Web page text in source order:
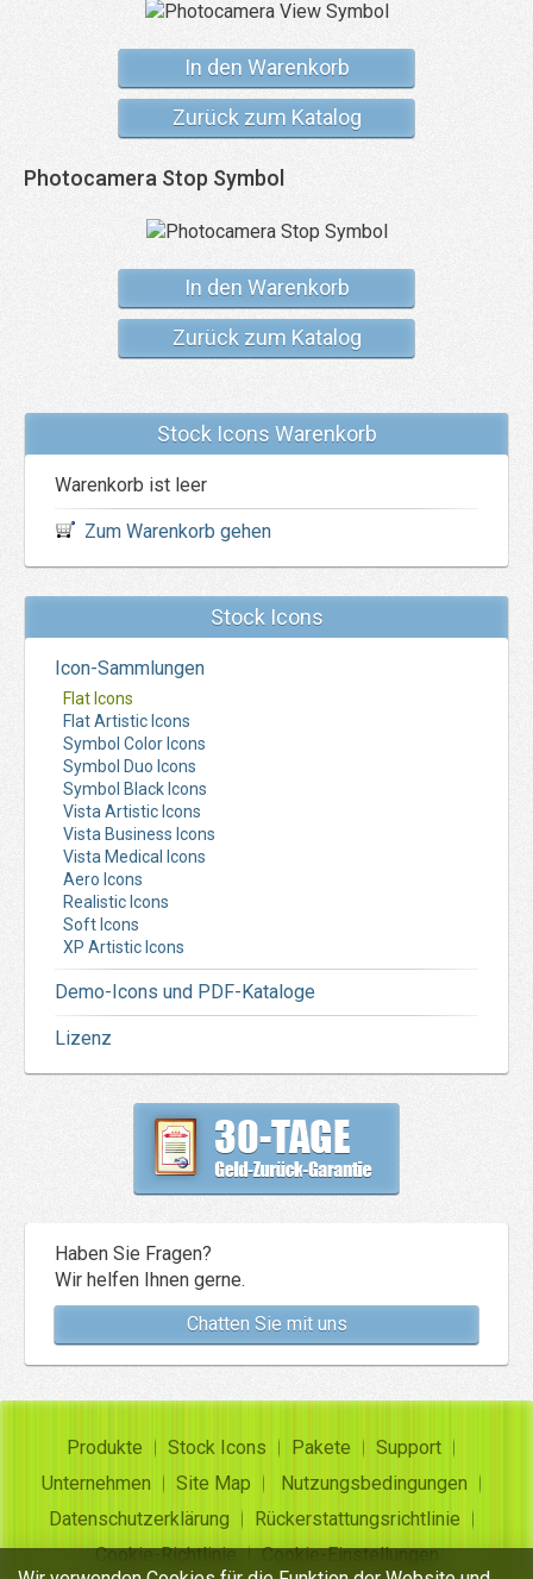
In den Warenkorb
Zurück zum Katalog
Photocamera Stop Symbol
In den Warenkorb
Zurück zum Katalog
Stock Icons Warenkorb
Warenkorb ist leer
Zum Warenkorb gehen
Stock Icons
Icon-Sammlungen
Flat Icons
Flat Artistic Icons
Symbol Color Icons
Symbol Duo Icons
Symbol Black Icons
Vista Artistic Icons
Vista Business Icons
Vista Medical Icons
Aero Icons
Realistic Icons
Soft Icons
XP Artistic Icons
Demo-Icons und PDF-Kataloge
Lizenz
Haben Sie Fragen?
Wir helfen Ihnen gerne.
Chatten Sie mit uns
Produkte Stock Icons Pakete
Support
Unternehmen
Site Map
Nutzungsbedingungen
Datenschutzerklärung
Rückerstattungsrichtlinie
Cookie-Richtlinie
Cookie-Einstellungen